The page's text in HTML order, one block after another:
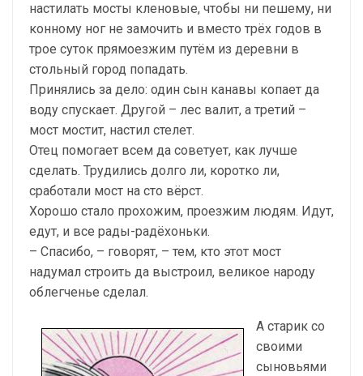
настилать мосты кленовые, чтобы ни пешему, ни
конному ног не замочить и вместо трёх годов в
трое суток прямоезжим путём из деревни в
стольный город попадать.
Принялись за дело: один сын канавы копает да
воду спускает. Другой – лес валит, а третий –
мост мостит, настил стелет.
Отец помогает всем да советует, как лучше
сделать. Трудились долго ли, коротко ли,
сработали мост на сто вёрст.
Хорошо стало прохожим, проезжим людям. Идут,
едут, и все рады-радёхоньки.
– Спасибо, – говорят, – тем, кто этот мост
надумал строить да выстроил, великое народу
облегченье сделал.
А старик со
своими
сыновьями